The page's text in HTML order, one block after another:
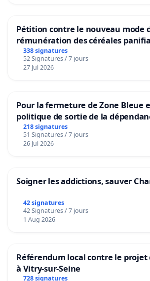
Pétition contre le nouveau mode
rémunération des céréales
granum basé sur la teneur en
338 signatures
52 Signatures / 7 jours
27 Jul 2026
Pour la fermeture de Zone Bleue
politique de sortie de la
218 signatures
51 Signatures / 7 jours
26 Jul 2026
Soigner les addictions, sauver
42 signatures
42 Signatures / 7 jours
1 Aug 2026
Référendum local contre le
à Vitry-sur-Seine
728 signatures